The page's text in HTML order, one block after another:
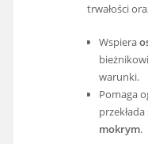
trwałości
Wspiera
warunki.
Pomaga
mokrym.